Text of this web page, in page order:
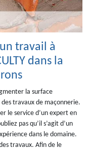
travail à
dans la
la surface
travaux de maçonnerie.
le service d’un expert en
pas qu’il s’agit d’un
dans le domaine.
travaux. Afin de le